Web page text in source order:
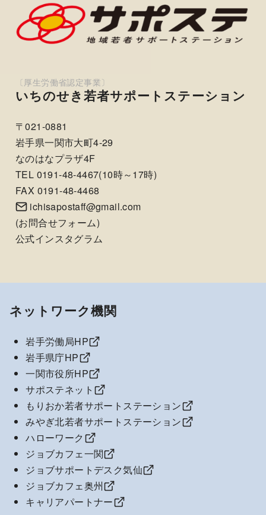
いちのせき若者サポートステーション
〒021-0881
岩手県一関市大町4-29
なのはなプラザ4F
TEL 0191-48-4467(10時～17時)
FAX 0191-48-4468
ichisapostaff@gmail.com
(お問合せフォーム)
公式インスタグラム
ネットワーク機関
岩手労働局HP
岩手県庁HP
一関市役所HP
サポステネット
もりおか若者サポートステーション
みやぎ北若者サポートステーション
ハローワーク
ジョブカフェ一関
ジョブサポートデスク気仙
ジョブカフェ奥州
キャリアパートナー